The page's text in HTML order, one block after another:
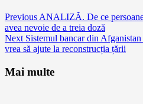
Continue
Reading
Previous ANALIZĂ. De ce
avea nevoie de a treia doză
Next Sistemul bancar din
vrea să ajute la reconstrucția țării
Mai multe